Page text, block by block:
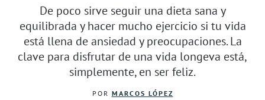
De poco sirve seguir una dieta sana y
equilibrada y hacer mucho ejercicio si tu vida
está llena de ansiedad y preocupaciones. La
clave para disfrutar de una vida longeva está,
simplemente, en ser feliz.
POR MARCOS LÓPEZ